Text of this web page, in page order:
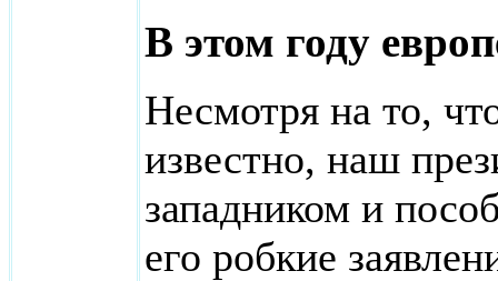
В этом году
Несмотря на то,
известно, наш
западником и
его робкие